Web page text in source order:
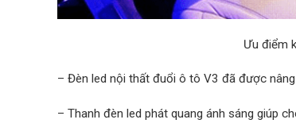
Ưu điểm
– Đèn led nội thất đuổi ô tô V3 đã được
– Thanh đèn led phát quang ánh sáng giúp